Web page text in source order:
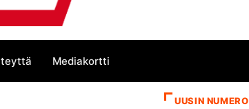
Mediakortti
UUSIN NUMERO